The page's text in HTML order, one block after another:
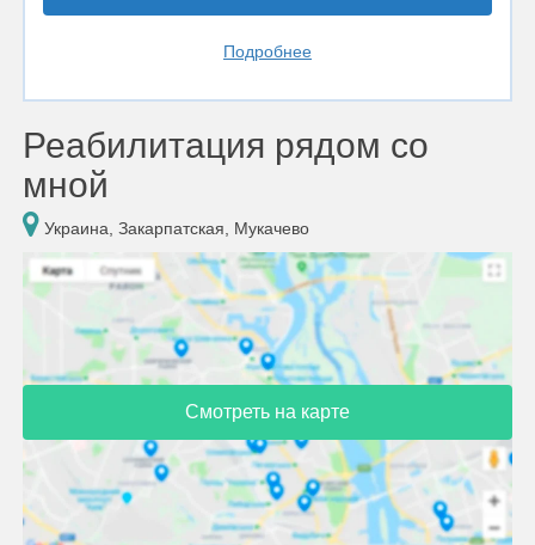
Подробнее
Реабилитация рядом со
мной
Украина, Закарпатская, Мукачево
Смотреть на карте